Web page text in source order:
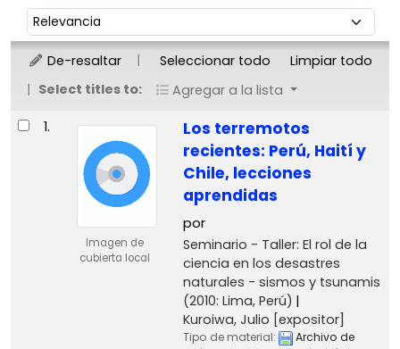
Ordenar
Ordenar por:
De-resaltar Seleccionar todo
Limpiar todo
Select titles to:
Agregar a la lista
Resultados
1.
Imagen de
cubierta local
Los terremotos
recientes: Perú, Haití y
Chile, lecciones
aprendidas
por
Seminario - Taller: El rol de la
ciencia en los desastres
naturales - sismos y tsunamis
(2010: Lima, Perú)
Kuroiwa, Julio [expositor]
Tipo de material:
Archivo de